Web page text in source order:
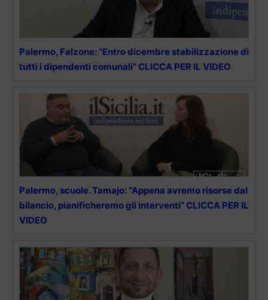
Palermo, Falzone: “Entro dicembre stabilizzazione di
tutti i dipendenti comunali” CLICCA PER IL VIDEO
Palermo, scuole. Tamajo: “Appena avremo risorse dal
bilancio, pianificheremo gli interventi” CLICCA PER IL
VIDEO